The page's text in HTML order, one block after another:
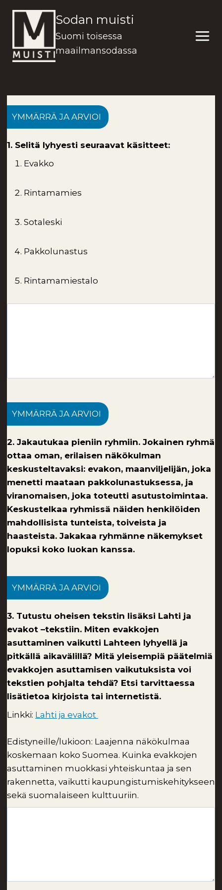
sisältöön
Sodan muisti
Suomi toisessa
maailmansodassa
YMMÄRRÄ JA ARVIOI
1. Selitä lyhyesti seuraavat käsitteet:
Evakko
Rintamamies
Sotaleski
Pakkolunastus
Rintamamiestalo
YMMÄRRÄ JA ARVIOI
2. Jakautukaa pieniin ryhmiin. Jokainen ryhmä
ottaa oman, erilaisen näkökulman
keskusteltavaksi: evakon, maanviljelijän, joka
menetti maataan pakkolunastuksessa, ja
viranomaisen, joka toteutti asutustoimintaa.
Keskustelkaa ryhmissä näiden henkilöiden
mahdollisista tunteista, toiveista ja
haasteista. Jakakaa ryhmänne näkemykset
lopuksi koko luokan kanssa.
YMMÄRRÄ JA ARVIOI
3. Tutustu oheisen tekstin lisäksi Lahti ja
evakot –tekstiin. Miten evakkojen
asuttaminen vaikutti Lahteen lyhyellä ja
pitkällä aikavälillä? Mitä yleisempiä päätelmiä
evakkojen asuttamisen vaikutuksista voi
tekstien pohjalta tehdä? Etsi tarvittaessa
lisätietoa kirjoista tai internetistä.
Linkki: Lahti ja evakot
Edistyneille/lukioon: Laajenna näkökulmaa
koskemaan koko Suomea. Kuinka evakkojen
asuttaminen muokkasi yhteiskuntaa ja sen
rakennetta, vaikutti kaupungistumiskehitykseen
sekä suomalaiseen kulttuuriin.